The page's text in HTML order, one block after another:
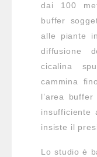
dai 100
buffer
alle piante
diffusione
cicalina
cammina
l’area
insufficiente
insiste il
Lo studio è